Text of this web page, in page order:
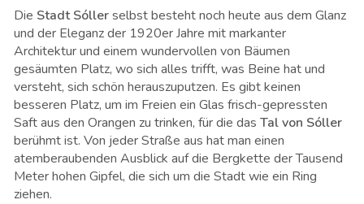
Die Stadt Sóllerselbst besteht noch heute aus dem Glanz
und der Eleganz der 1920er Jahre mit markanter
Architektur und einem wundervollen von Bäumen
gesäumten Platz, wo sich alles trifft, was Beine hat und
versteht, sich schön herauszuputzen. Es gibt keinen
besseren Platz, um im Freien ein Glas frisch-gepressten
Saft aus den Orangen zu trinken, für die das Tal von Sóller
berühmt ist. Von jeder Straße aus hat man einen
atemberaubenden Ausblick auf die Bergkette der Tausend
Meter hohen Gipfel, die sich um die Stadt wie ein Ring
ziehen.